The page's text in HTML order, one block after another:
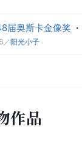
届奥斯卡金像奖 ·
／阳光小子
作品